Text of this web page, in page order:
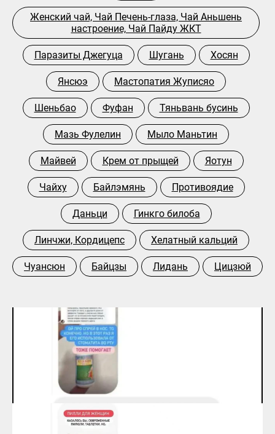
Женский чай, Чай Печень-глаза, Чай Аньшень
настроение, Чай Пайду ЖКТ
Паразиты Джегуца Шугань Хосян
Янсюэ Мастопатия Жуписяо
Шеньбао Фуфан Тяньвань бусинь
Мазь Фулелин Мыло Маньтин
Майвей Крем от прыщей Яотун
Чайху Байлэмянь Противоядие
Даньци Гинкго билоба
Линчжи, Кордицепс Хелатный кальций
Чуансюн Байцзы Лидань Цицзюй